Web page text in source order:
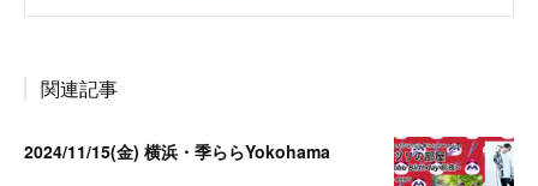
関連記事
2024/11/15(金) 横浜・季ららYokohama